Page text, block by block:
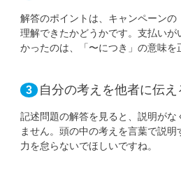
解答のポイントは、キャンペーン
理解できたかどうかです。支払い
かったのは、「〜につき」の意味を
3 自分の考えを他者に伝え
記述問題の解答を見ると、説明が
ません。頭の中の考えを言葉で説
力を怠らないでほしいですね。